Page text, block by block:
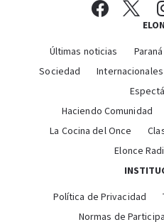
Últimas noticias Paraná
Sociedad
Internacionales
Haciendo Comunidad
La Cocina del Once
Elonce
Política de Privacidad
Normas de